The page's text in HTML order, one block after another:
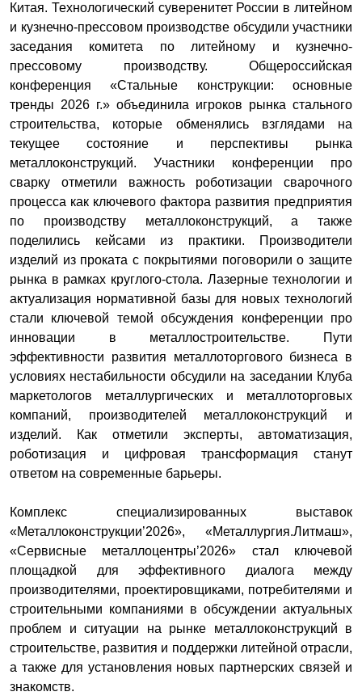
Китая. Технологический суверенитет России в литейном
и кузнечно-прессовом производстве обсудили участники
заседания комитета по литейному и кузнечно-
прессовому производству. Общероссийская
конференция «Стальные конструкции: основные
тренды 2026 г.» объединила игроков рынка стального
строительства, которые обменялись взглядами на
текущее состояние и перспективы рынка
металлоконструкций. Участники конференции про
сварку отметили важность роботизации сварочного
процесса как ключевого фактора развития предприятия
по производству металлоконструкций, а также
поделились кейсами из практики. Производители
изделий из проката с покрытиями поговорили о защите
рынка в рамках круглого-стола. Лазерные технологии и
актуализация нормативной базы для новых технологий
стали ключевой темой обсуждения конференции про
инновации в металлостроительстве. Пути
эффективности развития металлоторгового бизнеса в
условиях нестабильности обсудили на заседании Клуба
маркетологов металлургических и металлоторговых
компаний, производителей металлоконструкций и
изделий. Как отметили эксперты, автоматизация,
роботизация и цифровая трансформация станут
ответом на современные барьеры.
Комплекс специализированных выставок
«Металлоконструкции’2026», «Металлургия.Литмаш»,
«Сервисные металлоцентры’2026» стал ключевой
площадкой для эффективного диалога между
производителями, проектировщиками, потребителями и
строительными компаниями в обсуждении актуальных
проблем и ситуации на рынке металлоконструкций в
строительстве, развития и поддержки литейной отрасли,
а также для установления новых партнерских связей и
знакомств.